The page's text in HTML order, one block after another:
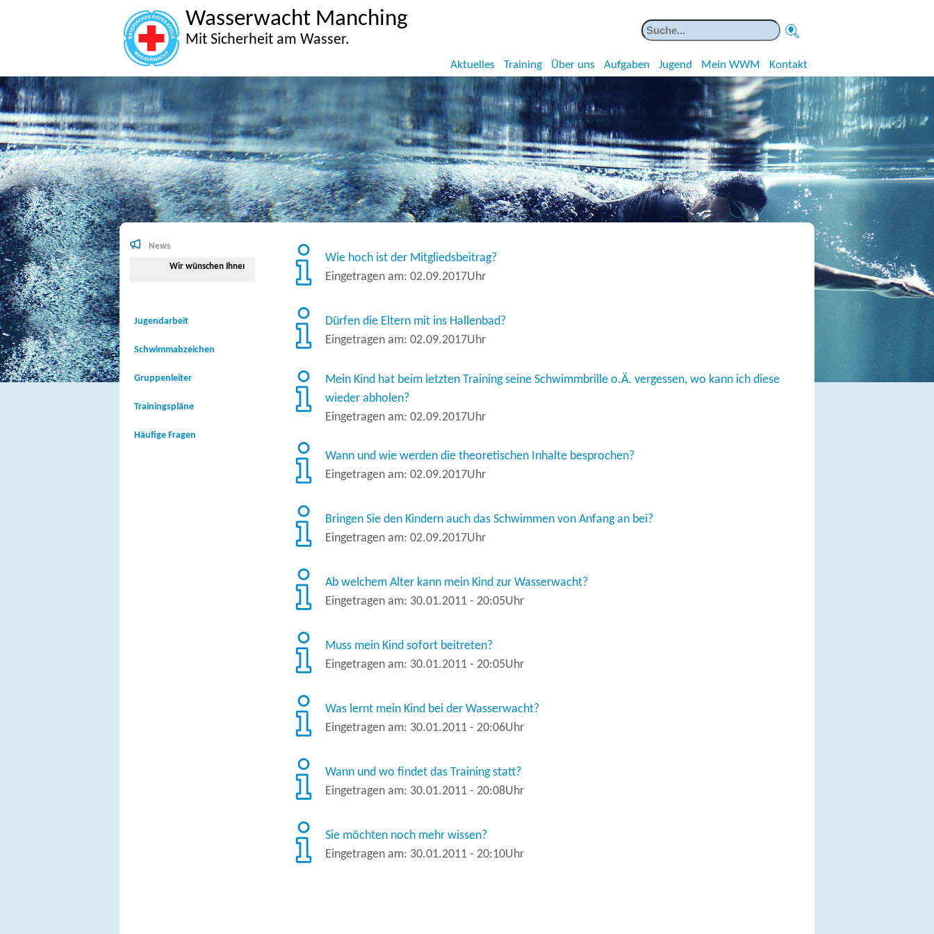
Wasserwacht Manching
Mit Sicherheit am Wasser.
Aktuelles Training Über uns Aufgaben Jugend Mein WWM Kontakt
News
Wir wünschen Ihnen viel Spaß beim Surfen auf der Internetseite der Wasserwacht Manching.
Jugendarbeit
Schwimmabzeichen
Gruppenleiter
Trainingspläne
Häufige Fragen
Wie hoch ist der Mitgliedsbeitrag?
Eingetragen am: 02.09.2017Uhr
Dürfen die Eltern mit ins Hallenbad?
Eingetragen am: 02.09.2017Uhr
Mein Kind hat beim letzten Training seine Schwimmbrille o.Ä. vergessen, wo kann ich diese
wieder abholen?
Eingetragen am: 02.09.2017Uhr
Wann und wie werden die theoretischen Inhalte besprochen?
Eingetragen am: 02.09.2017Uhr
Bringen Sie den Kindern auch das Schwimmen von Anfang an bei?
Eingetragen am: 02.09.2017Uhr
Ab welchem Alter kann mein Kind zur Wasserwacht?
Eingetragen am: 30.01.2011 - 20:05Uhr
Muss mein Kind sofort beitreten?
Eingetragen am: 30.01.2011 - 20:05Uhr
Was lernt mein Kind bei der Wasserwacht?
Eingetragen am: 30.01.2011 - 20:06Uhr
Wann und wo findet das Training statt?
Eingetragen am: 30.01.2011 - 20:08Uhr
Sie möchten noch mehr wissen?
Eingetragen am: 30.01.2011 - 20:10Uhr